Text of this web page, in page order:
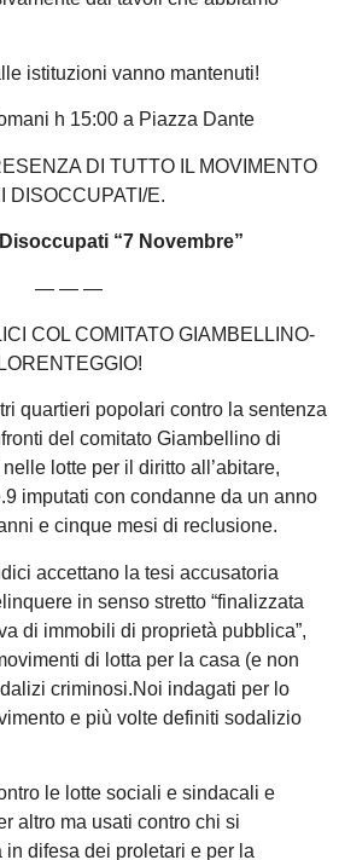
istituzioni vanno mantenuti!
h 15:00 a Piazza Dante
DI TUTTO IL MOVIMENTO
DISOCCUPATI/E.
“7 Novembre”
— — —
COL COMITATO GIAMBELLINO-
LORENTEGGIO!
quartieri popolari contro la sentenza
del comitato Giambellino di
lotte per il diritto all’abitare,
imputati con condanne da un anno
e cinque mesi di reclusione.
accettano la tesi accusatoria
in senso stretto “finalizzata
di immobili di proprietà pubblica”,
di lotta per la casa (e non
criminosi.Noi indagati per lo
e più volte definiti sodalizio
le lotte sociali e sindacali e
altro ma usati contro chi si
difesa dei proletari e per la